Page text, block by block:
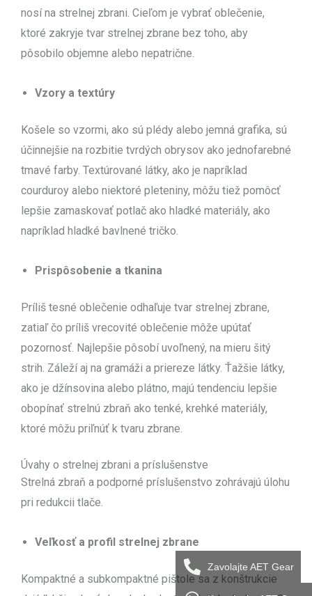
nosí na strelnej zbrani. Cieľom je vybrať oblečenie,
ktoré zakryje tvar strelnej zbrane bez toho, aby
pôsobilo objemne alebo nepatrične.
Vzory a textúry
Košele so vzormi, ako sú plédy alebo jemná grafika, sú
účinnejšie na rozbitie tvrdých obrysov ako jednofarebné
tmavé farby. Textúrované látky, ako je napríklad
courduroy alebo niektoré pleteniny, môžu tiež pomôcť
lepšie zamaskovať potlač ako hladké materiály, ako
napríklad hladké bavlnené tričko.
Prispôsobenie a tkanina
Príliš tesné oblečenie odhaľuje tvar strelnej zbrane,
zatiaľ čo príliš vrecovité oblečenie môže upútať
pozornosť. Najlepšie pôsobí uvoľnený, na mieru šitý
strih. Záleží aj na gramáži a priereze látky. Ťažšie látky,
ako je džínsovina alebo plátno, majú tendenciu lepšie
obopínať strelnú zbraň ako tenké, krehké materiály,
ktoré môžu priľnúť k tvaru zbrane.
Úvahy o strelnej zbrani a príslušenstve
Strelná zbraň a podporné príslušenstvo zohrávajú úlohu
pri redukcii tlače.
Veľkosť a profil strelnej zbrane
Kompaktné a subkompaktné pištole sa z konštrukcie
Zavolajte AET Gear